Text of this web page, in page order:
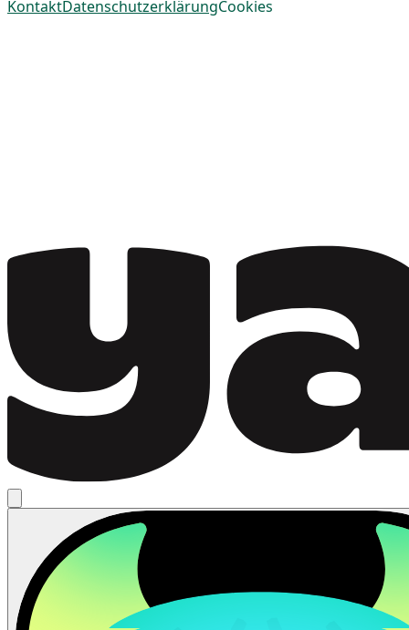
KontaktDatenschutzerklärungCookies